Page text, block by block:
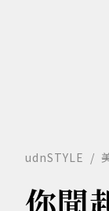
udnSTYLE
你聞